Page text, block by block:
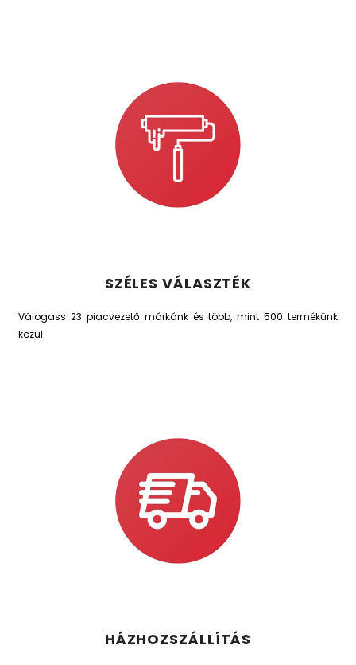
SZÉLES VÁLASZTÉK
Válogass 23 piacvezető márkánk és több, mint 500 termékünk
közül.
HÁZHOZSZÁLLÍTÁS